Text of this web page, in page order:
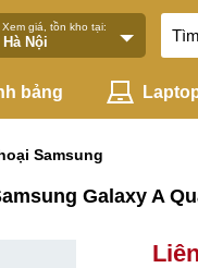
Xem giá, tồn kho tại:
bảng
Samsung
Galaxy A